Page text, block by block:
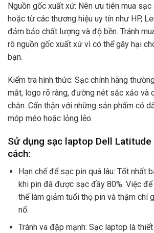
Nguồn gốc xuất xứ: Nên ưu tiên mua sạc
hoặc từ các thương hiệu uy tín như HP,
đảm bảo chất lượng và độ bền. Tránh
rõ nguồn gốc xuất xứ vì có thể gây hại
bạn.
Kiểm tra hình thức: Sạc chính hãng
mắt, logo rõ ràng, đường nét sắc xảo và
chắn. Cẩn thận với những sản phẩm có
móp méo hoặc lỏng lẻo.
Sử dụng sạc laptop Dell Latitude
cách:
Hạn chế để sạc pin quá lâu: Tốt nhất
khi pin đã được sạc đầy 80%. Việc
thể làm giảm tuổi thọ pin và thậm chí
nổ.
Tránh va đập mạnh: Sạc laptop là